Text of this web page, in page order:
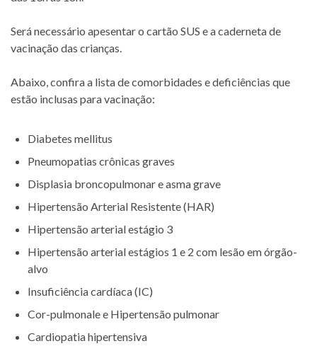
Será necessário apesentar o cartão SUS e a caderneta de
vacinação das crianças.
Abaixo, confira a lista de comorbidades e deficiências que
estão inclusas para vacinação:
Diabetes mellitus
Pneumopatias crônicas graves
Displasia broncopulmonar e asma grave
Hipertensão Arterial Resistente (HAR)
Hipertensão arterial estágio 3
Hipertensão arterial estágios 1 e 2 com lesão em órgão-
alvo
Insuficiência cardíaca (IC)
Cor-pulmonale e Hipertensão pulmonar
Cardiopatia hipertensiva